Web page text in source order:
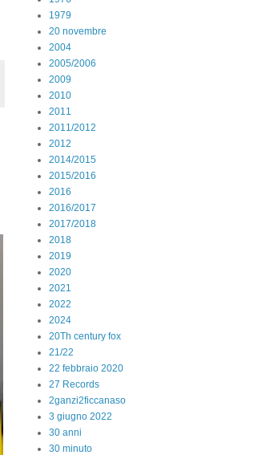
1979
20 novembre
2004
2005/2006
2009
2010
2011
2011/2012
2012
2014/2015
2015/2016
2016
2016/2017
2017/2018
2018
2019
2020
2021
2022
2024
20Th century fox
21/22
22 febbraio 2020
27 Records
2ganzi2ficcanaso
3 giugno 2022
30 anni
30 minuto